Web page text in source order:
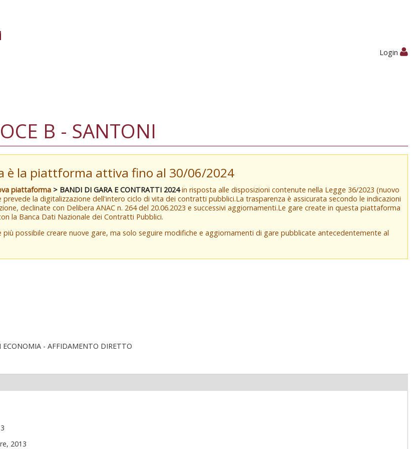
Login
B - SANTONI
è la piattforma attiva fino al 30/06/2024
piattaforma > BANDI DI GARA E CONTRATTI 2024in risposta alle disposizioni contenute nella Legge 36/2023 (nuovo
la digitalizzazione dell'intero ciclo di vita dei contratti pubblici.La trasparenza è assicurata secondo le indicazioni
declinate con Delibera ANAC n. 264 del 20.06.2023 e successivi aggiornamenti.Le gare create in questa piattaforma
la Banca Dati Nazionale dei Contratti Pubblici.
possibile creare nuove gare, ma solo seguire modifiche e aggiornamenti di gare pubblicate antecedentemente al
- AFFIDAMENTO DIRETTO
2013